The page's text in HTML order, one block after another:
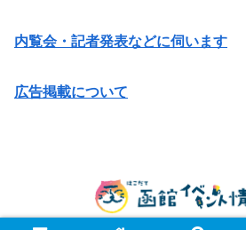
内覧会・記者発表などに伺います
広告掲載について